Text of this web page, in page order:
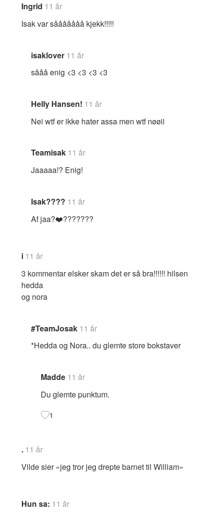
Ingrid 11 år
Isak var sååååååå kjekk!!!!!
isaklover 11 år
sååå enig <3 <3 <3 <3
Helly Hansen! 11 år
Nei wtf er ikke hater assa men wtf nøøii
Teamisak 11 år
Jaaaaa!? Enig!
Isak???? 11 år
Af jaa?❤️???????
i 11 år
3 kommentar elsker skam det er så bra!!!!!! hilsen
hedda
og nora
#TeamJosak 11 år
*Hedda og Nora.. du glemte store bokstaver
Madde 11 år
Du glemte punktum.
1
. 11 år
Vilde sier «jeg tror jeg drepte barnet til William»
Hun sa: 11 år